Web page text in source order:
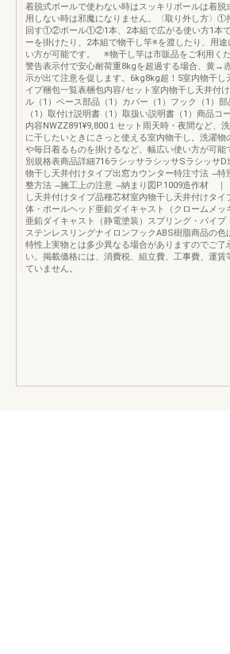
着脱式ポールで使わない時はスッキリポールは着脱
用しない時は邪魔になりません。〈取り外し方
回す①②ポール①②1本、2本組で広がる使い方1本
ーを掛けたり、2本組で物干し竿※を渡したり、用途
い方が可能です。 ※物干し竿は市販品をご利用く
警告表示付で安心耐荷重8kgを超過する場合、黄→
示が出て注意を促します。6kg8kg超！5室内物干し
イプ梱包一覧表梱包内容/セット室内物干し天井付
ル（1）ベース部品（1）カバー（1）フック（1）部
（1）取付け説明書（1）取扱い説明書（1）商品コ
内容NWZZ891¥9,800１セット雨天時・夜間など、
に干したいときにさっと使える室内物干し。洗濯物
や毎日着るものを掛けるなど、幅広い使い方が可能
別規格表商品詳細716ラシッサラシッサSラシッサD
物干し天井付けタイプ出窓カウンター特注寸法
整方法 ̶施工上の注意 ̶納まり図P.1009造作材
し天井付けタイプ品種芯材室内物干し天井付けタイ
体・ポールヘッド亜鉛ダイキャスト（クロームメッ
亜鉛ダイキャスト（静電塗装）スプリング・パイプ
ステンレスリングナイロンフックABS樹脂商品の色
特性上実物とは多少異なる場合がありますのでご了
い。掲載価格には、消費税、組立費、工事費、運賃
ていません。